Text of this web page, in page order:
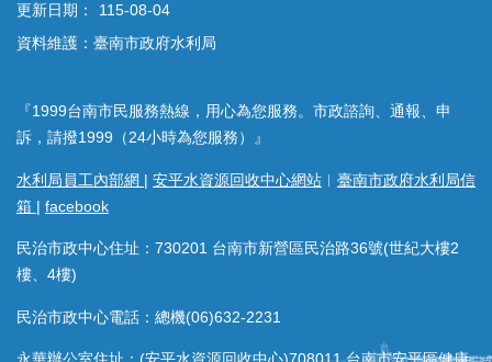
更新日期：
115-08-04
資料維護：臺南市政府水利局
『1999台南市民服務熱線，用心為您服務。市政諮詢、通報、申
訴，請撥1999（24小時為您服務）』
水利局員工內部網 | 安平水資源回收中心網站 ︱ 臺南市政府水利局信
箱 | facebook
民治市政中心住址：730201 台南市新營區民治路36號(世紀大樓2
樓、4樓)
民治市政中心電話：總機(06)632-2231